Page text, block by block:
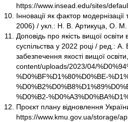
https://www.insead.edu/sites/
Інновації як фактор
2006) / укл.: Н. В. Артикуца, О.
Доповідь про якість вищої освіти
суспільства у 2022 році / ред.:
забезпечення якості вищої
content/uploads/2023/04/
%D0%BF%D1%80%D0%BE-
%D0%B2-
Проєкт плану відновлення
https://www.kmu.gov.ua/storage/